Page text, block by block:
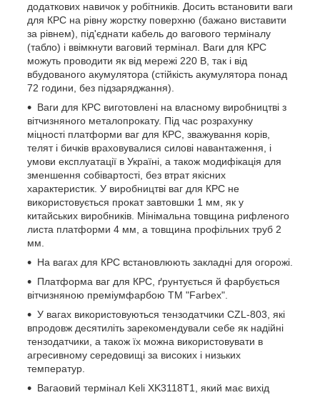
додаткових навичок у робітників. Досить встановити ваги
для КРС на рівну жорстку поверхню (бажано виставити
за рівнем), під'єднати кабель до вагового терміналу
(табло) і ввімкнути ваговий термінал. Ваги для КРС
можуть проводити як від мережі 220 В, так і від
вбудованого акумулятора (стійкість акумулятора понад
72 години, без підзаряджання).
Ваги для КРС виготовлені на власному виробництві з
вітчизняного металопрокату. Під час розрахунку
міцності платформи ваг для КРС, зважування корів,
телят і бичків враховувалися силові навантаження, і
умови експлуатації в Україні, а також модифікація для
зменшення собівартості, без втрат якісних
характеристик. У виробництві ваг для КРС не
використовується прокат завтовшки 1 мм, як у
китайських виробників. Мінімальна товщина рифленого
листа платформи 4 мм, а товщина профільних труб 2
мм.
На вагах для КРС встановлюють закладні для огорожі.
Платформа ваг для КРС, ґрунтується й фарбується
вітчизняною преміумфарбою ТМ "Farbex".
У вагах використовуються тензодатчики CZL-803, які
впродовж десятиліть зарекомендували себе як надійні
тензодатчики, а також їх можна використовувати в
агресивному середовищі за високих і низьких
температур.
Вагаовий термінал Keli XK3118T1, який має вихід